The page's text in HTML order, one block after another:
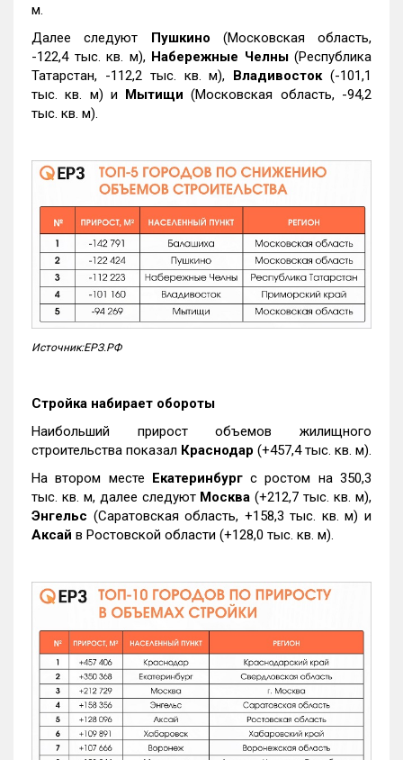
м.
Далее следуют Пушкино (Московская область,
-122,4 тыс. кв. м), Набережные Челны(Республика
Татарстан, -112,2 тыс. кв. м), Владивосток(-101,1
тыс. кв. м) и Мытищи (Московская область, -94,2
тыс. кв. м).
Источник:ЕРЗ.РФ
Стройка набирает обороты
Наибольший прирост объемов жилищного
строительства показал Краснодар (+457,4 тыс. кв. м).
На втором месте Екатеринбургс ростом на 350,3
тыс. кв. м, далее следуют Москва (+212,7 тыс. кв. м),
Энгельс (Саратовская область, +158,3 тыс. кв. м) и
Аксай в Ростовской области (+128,0 тыс. кв. м).